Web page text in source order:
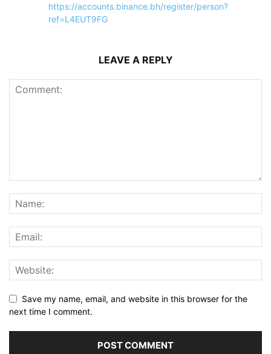
https://accounts.binance.bh/register/person?
ref=L4EUT9FG
LEAVE A REPLY
Save my name, email, and website in this browser for the
next time I comment.